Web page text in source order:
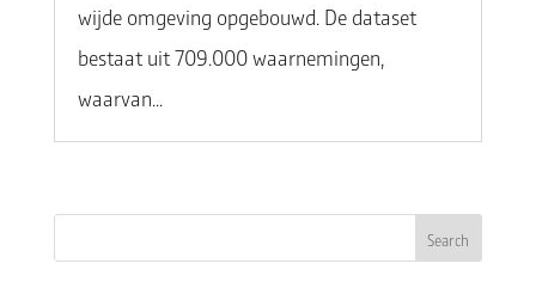
wijde omgeving opgebouwd. De dataset
bestaat uit 709.000 waarnemingen,
waarvan...